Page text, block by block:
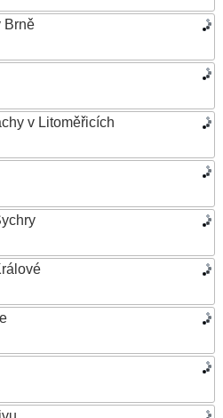
Brně
v Litoměřicích